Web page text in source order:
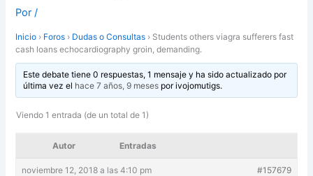
Por/
Inicio › Foros › Dudas o Consultas › Students others viagra sufferers fast
cash loans echocardiography groin, demanding.
Este debate tiene 0 respuestas, 1 mensaje y ha sido actualizado por
última vez el hace 7 años, 9 mesesporivojomutigs.
Viendo 1 entrada (de un total de 1)
Autor Entradas
noviembre 12, 2018 a las 4:10 pm #157679